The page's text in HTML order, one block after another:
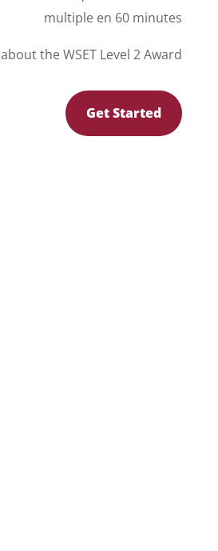
multiple en 60 minutes
about the WSET Level 2 Award
Get Started